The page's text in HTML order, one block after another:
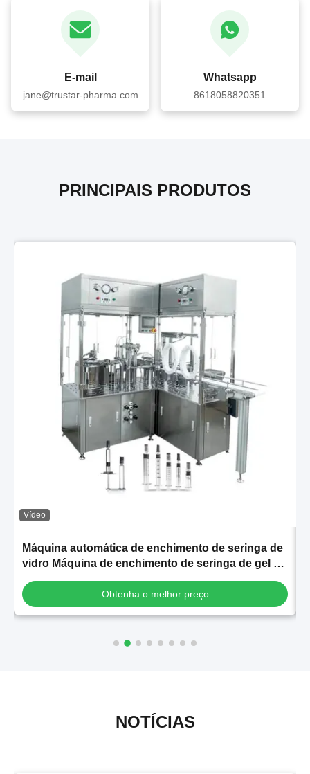
E-mail
jane@trustar-pharma.com
Whatsapp
8618058820351
PRINCIPAIS PRODUTOS
Vídeo
Máquina automática de enchimento de seringa de
vidro Máquina de enchimento de seringa de gel de
ácido hialurónico
Obtenha o melhor preço
NOTÍCIAS